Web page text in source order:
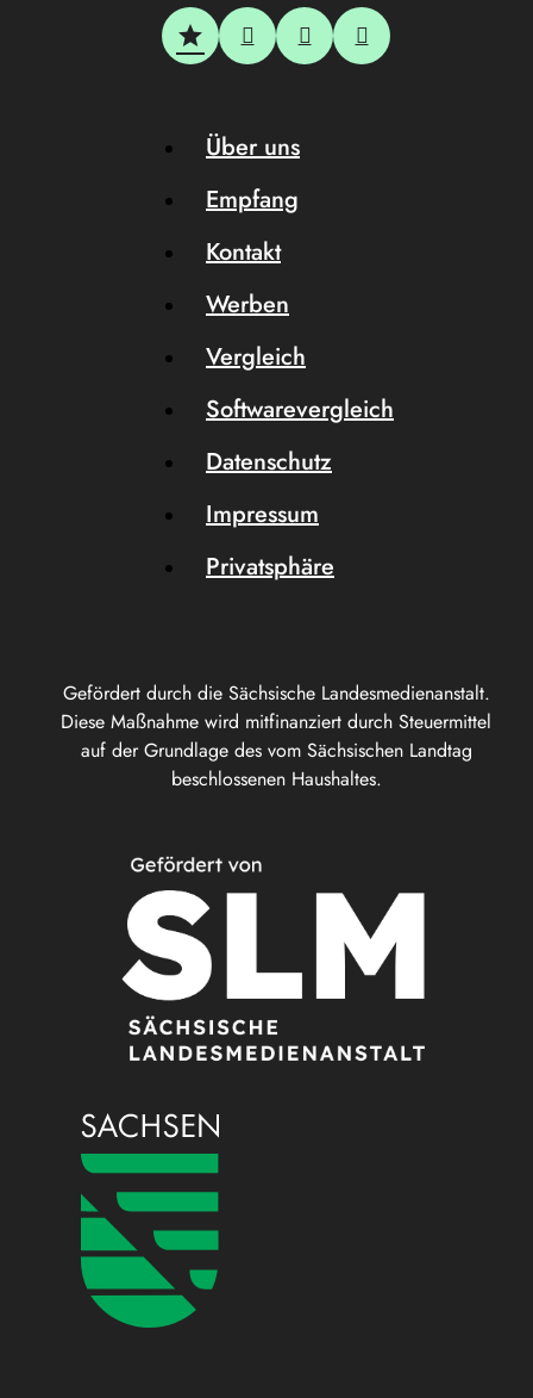
Gefördert durch die Sächsische Landesmedienanstalt.
Diese Maßnahme wird mitfinanziert durch Steuermittel
auf der Grundlage des vom Sächsischen Landtag
beschlossenen Haushaltes.
Über uns
Empfang
Kontakt
Werben
Vergleich
Softwarevergleich
Datenschutz
Impressum
Privatsphäre